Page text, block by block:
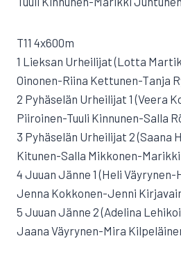
T11 4x600m
1 Lieksan Urheilijat (Lotta
Oinonen-Riina Kettunen-Tanja
2 Pyhäselän Urheilijat 1 (Veera
Piiroinen-Tuuli Kinnunen-Salla
3 Pyhäselän Urheilijat 2
Kitunen-Salla Mikkonen-
4 Juuan Jänne 1 (Heli
Jenna Kokkonen-Jenni
5 Juuan Jänne 2 (Adelina
Jaana Väyrynen-Mira